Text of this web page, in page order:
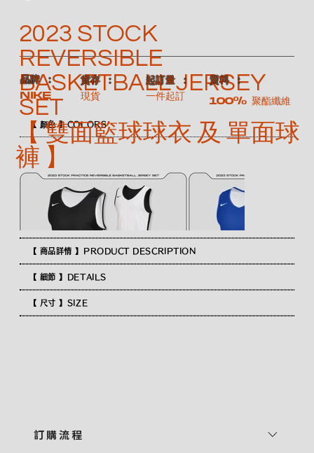
【 顏色 】COLORS
【 商品詳情 】PRODUCT DESCRIPTION
【 細節 】DETAILS
【 尺寸 】SIZE
2023 STOCK
REVERSIBLE
BASKETBALL JERSEY
SET
【 雙面籃球球衣 及 單面球
褲 】
​品牌 ：
NIKE
​貨存 ：
現貨
​起訂量 ：
一件起訂
​質料 ：
100% 聚酯纖維
訂 購 流 程